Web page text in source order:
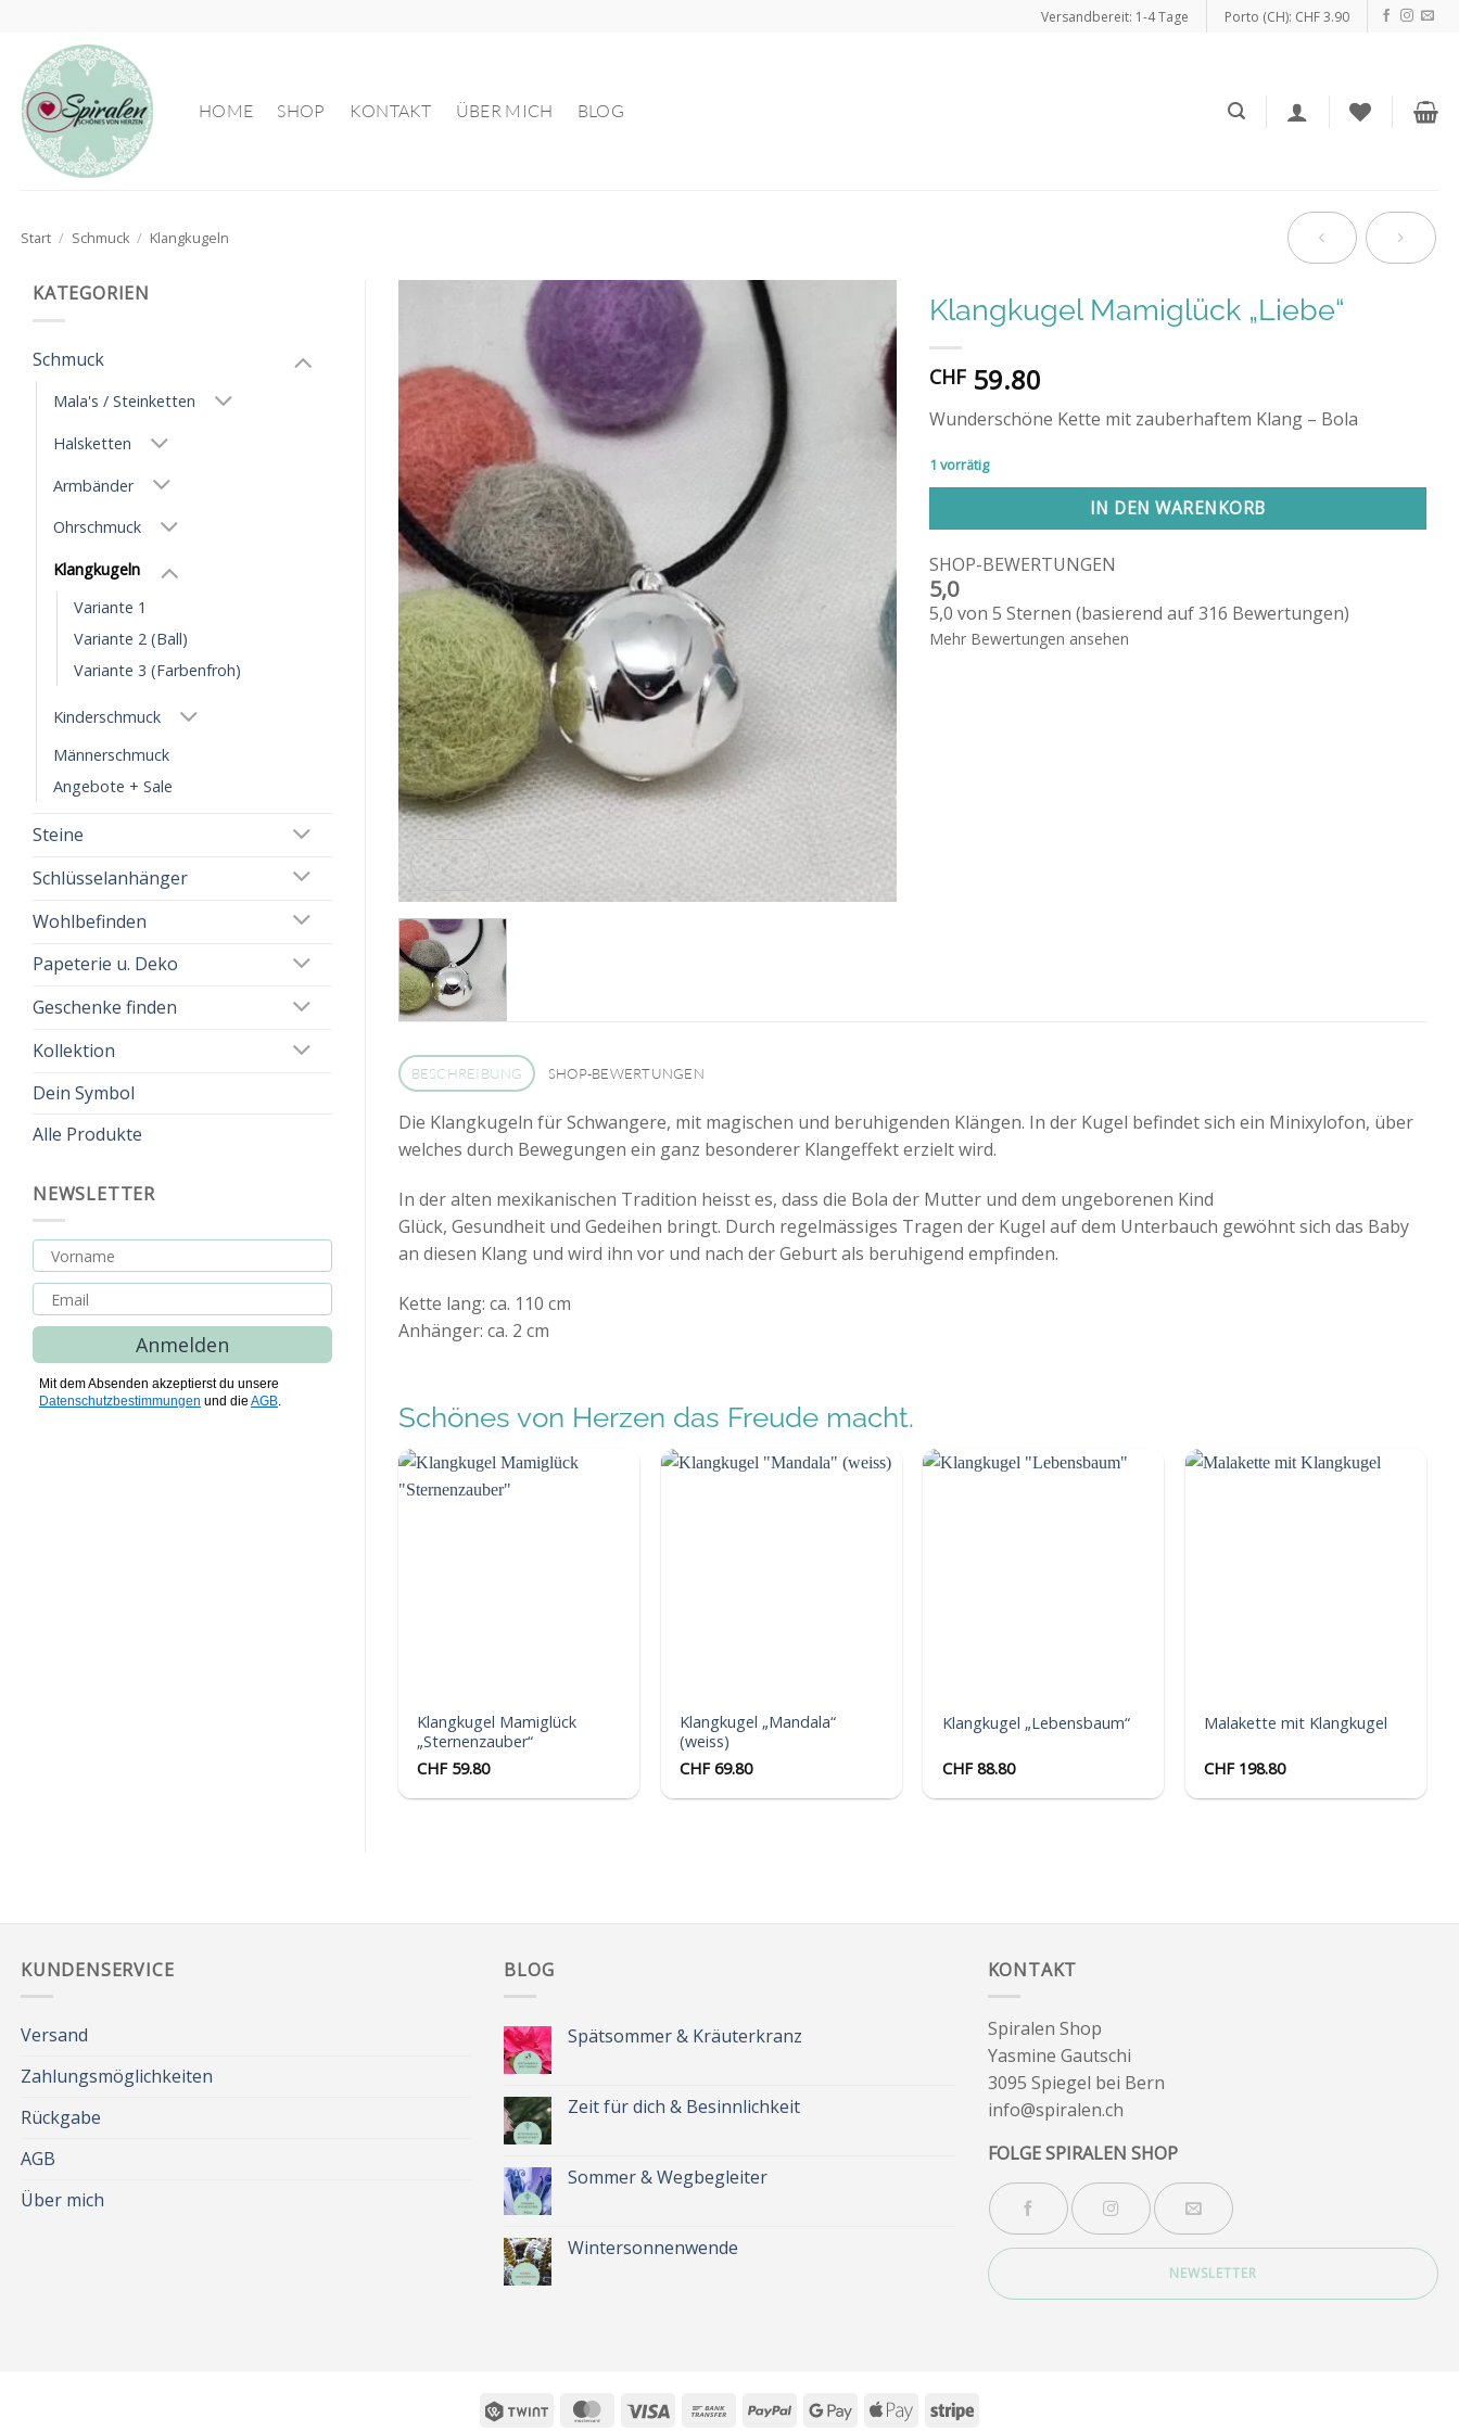
springen
Versandbereit: 1-4 Tage Porto (CH): CHF 3.90
HOME SHOP KONTAKT ÜBER MICH BLOG
Start / Schmuck / Klangkugeln
KATEGORIEN
Schmuck
Mala's / Steinketten
Halsketten
Armbänder
Ohrschmuck
Klangkugeln
Variante 1
Variante 2 (Ball)
Variante 3 (Farbenfroh)
Kinderschmuck
Männerschmuck
Angebote + Sale
Steine
Schlüsselanhänger
Wohlbefinden
Papeterie u. Deko
Geschenke finden
Kollektion
Dein Symbol
Alle Produkte
NEWSLETTER
Anmelden
Mit dem Absenden akzeptierst du unsere
Datenschutzbestimmungen und die AGB.
Wunschliste
Klangkugel Mamiglück „Liebe“
CHF59.80
Wunderschöne Kette mit zauberhaftem Klang – Bola
1 vorrätig
IN DEN WARENKORB
SHOP-BEWERTUNGEN
5,0
5,0 von 5 Sternen (basierend auf 316 Bewertungen)
Mehr Bewertungen ansehen
BESCHREIBUNG SHOP-BEWERTUNGEN
Die Klangkugeln für Schwangere, mit magischen und beruhigenden Klängen. In der Kugel befindet sich ein Minixylofon, über
welches durch Bewegungen ein ganz besonderer Klangeffekt erzielt wird.
In der alten mexikanischen Tradition heisst es, dass die Bola der Mutter und dem ungeborenen Kind
Glück, Gesundheit und Gedeihen bringt. Durch regelmässiges Tragen der Kugel auf dem Unterbauch gewöhnt sich das Baby
an diesen Klang und wird ihn vor und nach der Geburt als beruhigend empfinden.
Kette lang: ca. 110 cm
Anhänger: ca. 2 cm
Schönes von Herzen das Freude macht.
Klangkugel Mamiglück
„Sternenzauber“
CHF59.80
Klangkugel „Mandala“
(weiss)
CHF69.80
Klangkugel „Lebensbaum“
CHF88.80
Malakette mit Klangkugel
CHF198.80
KUNDENSERVICE
Versand
Zahlungsmöglichkeiten
Rückgabe
AGB
Über mich
BLOG
Spätsommer & Kräuterkranz
Spätsommer
&
Zeit für dich & Besinnlichkeit
Zeit
für
Sommer & Wegbegleiter
Sommer
&
Wintersonnenwende
KONTAKT
Spiralen Shop
Yasmine Gautschi
3095 Spiegel bei Bern
info@spiralen.ch
FOLGE SPIRALEN SHOP
NEWSLETTER
Twint MasterCard
Visa
Bank
PayPal
Google Apple
Stripe